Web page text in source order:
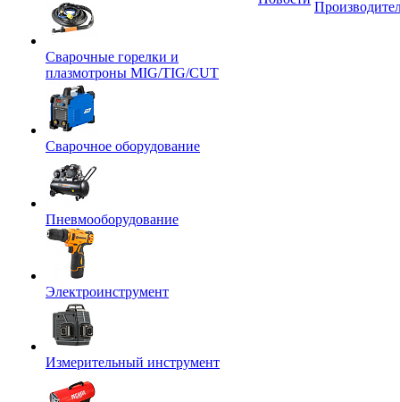
Сварочные горелки и
плазмотроны MIG/TIG/CUT
Сварочное оборудование
Пневмооборудование
Электроинструмент
Измерительный инструмент